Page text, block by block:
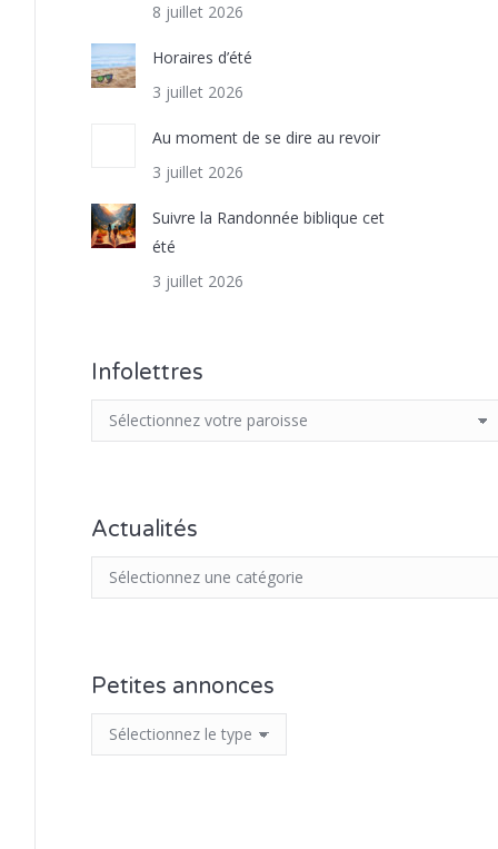
8 juillet 2026
Horaires d’été
3 juillet 2026
Au moment de se dire au revoir
3 juillet 2026
Suivre la Randonnée biblique cet
été
3 juillet 2026
Infolettres
Actualités
Petites annonces